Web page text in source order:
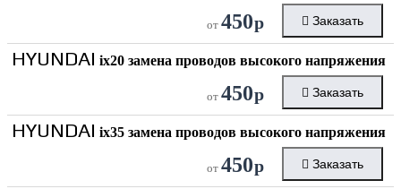
от 450р Заказать
HYUNDAI ix20 замена проводов высокого напряжения
от 450р Заказать
HYUNDAI ix35 замена проводов высокого напряжения
от 450р Заказать